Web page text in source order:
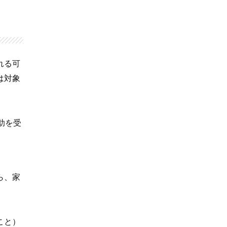
る可
対象
を受
、家
）